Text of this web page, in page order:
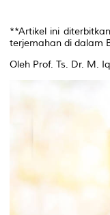
**Artikel ini
terjemahan di dalam
Oleh Prof. Ts. Dr. M.